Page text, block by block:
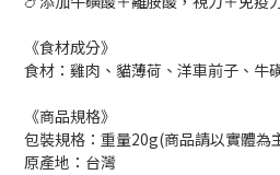
《食材成分》
食材：雞肉、貓薄荷、洋車前子、牛
《商品規格》
包裝規格：重量20g(商品請以實體為
原產地：台灣